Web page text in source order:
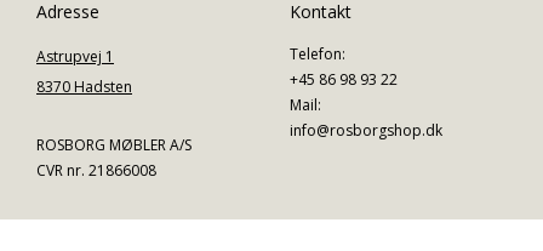
Adresse
Astrupvej 1
8370 Hadsten
ROSBORG MØBLER A/S
CVR nr. 21866008
Kontakt
Telefon:
+45 86 98 93 22
Mail:
info@rosborgshop.dk